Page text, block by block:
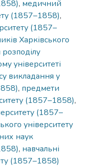
, медичний
(1857–1858),
(1857–
Харківського
університеті
викладання у
, предмети
(1857–1858),
(1857–
університету
наук
, навчальні
(1857–1858)